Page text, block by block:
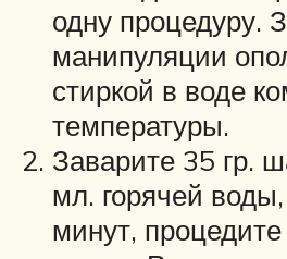
одну процедуру.
манипуляции
стиркой в воде
температуры.
Заварите 35 гр.
мл. горячей
минут,